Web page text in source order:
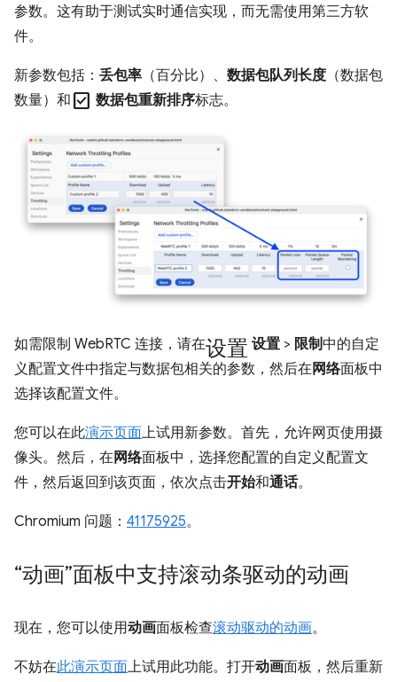
参数。这有助于测试实时通信实现，而无需使用第三方软
件。
新参数包括： 丢包率 （百分比）、 数据包队列长度 （数据包
数量）和 check_box 数据包重新排序标志。
如需限制 WebRTC 连接，请在设置 设置 > 限制中的自定
义配置文件中指定与数据包相关的参数，然后在网络面板中
选择该配置文件。
您可以在此演示页面上试用新参数。首先，允许网页使用摄
像头。然后，在网络面板中，选择您配置的自定义配置文
件，然后返回到该页面，依次点击开始和通话。
Chromium 问题： 41175925。
“动画”面板中支持滚动条驱动的动画
现在，您可以使用动画面板检查滚动驱动的动画。
不妨在此演示页面上试用此功能。打开动画面板，然后重新